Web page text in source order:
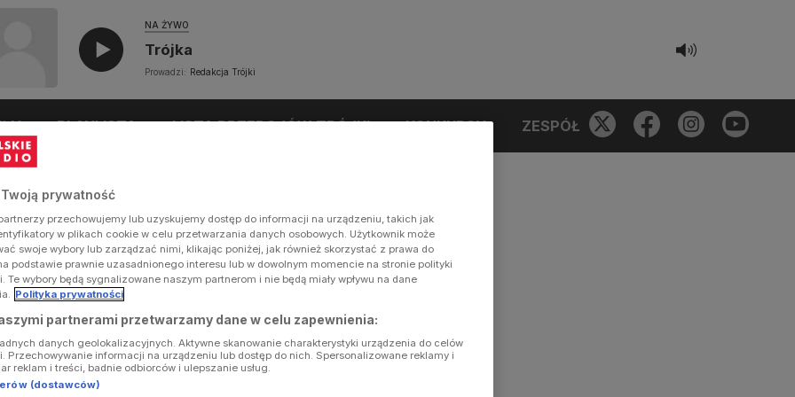
NA ŻYWO
Trójka
Prowadzi: Redakcja Trójki
PLAYLISTA LISTA PRZEBOJÓW TRÓJKI KONKURSY ZESPÓŁ
Twoją prywatność
przechowujemy lub uzyskujemy dostęp do informacji na urządzeniu, takich jak
w plikach cookie w celu przetwarzania danych osobowych. Użytkownik może
swoje wybory lub zarządzać nimi, klikając poniżej, jak również skorzystać z prawa do
podstawie prawnie uzasadnionego interesu lub w dowolnym momencie na stronie polityki
Te wybory będą sygnalizowane naszym partnerom i nie będą miały wpływu na dane
Polityka prywatności
partnerami przetwarzamy dane w celu zapewnienia:
danych geolokalizacyjnych. Aktywne skanowanie charakterystyki urządzenia do celów
Przechowywanie informacji na urządzeniu lub dostęp do nich. Spersonalizowane reklamy i
reklam i treści, badnie odbiorców i ulepszanie usług.
(dostawców)